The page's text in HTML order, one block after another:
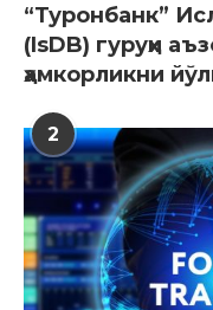
“Туронбанк”
(IsDB) гуруҳи
ҳамкорликни
2